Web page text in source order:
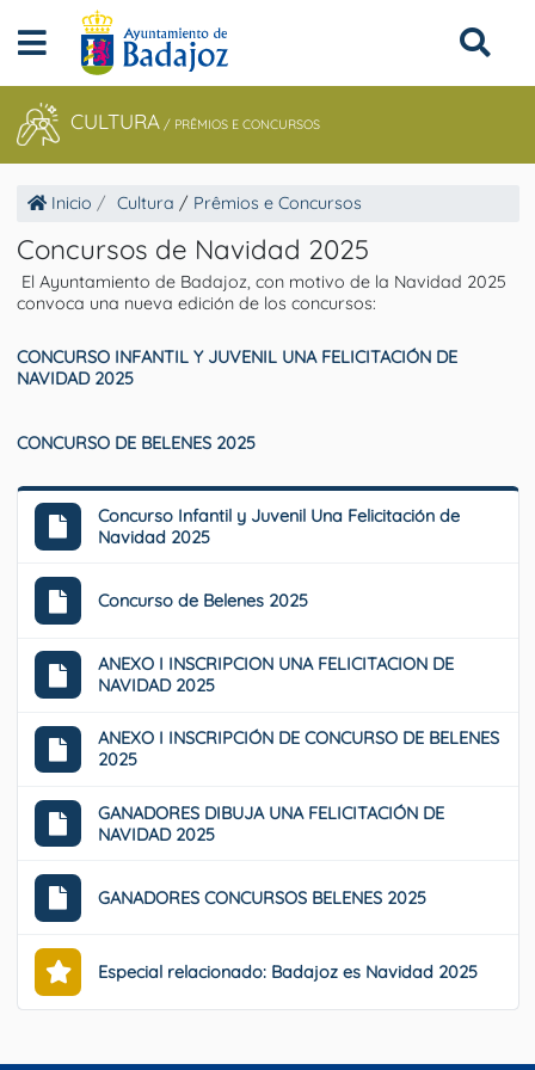
CULTURA / PRÊMIOS E CONCURSOS
Inicio Cultura / Prêmios e Concursos
Concursos de Navidad 2025
El Ayuntamiento de Badajoz, con motivo de la Navidad 2025
convoca una nueva edición de los concursos:
CONCURSO INFANTIL Y JUVENIL UNA FELICITACIÓN DE
NAVIDAD 2025
CONCURSO DE BELENES 2025
Concurso Infantil y Juvenil Una Felicitación de
Navidad 2025
Concurso de Belenes 2025
ANEXO I INSCRIPCION UNA FELICITACION DE
NAVIDAD 2025
ANEXO I INSCRIPCIÓN DE CONCURSO DE BELENES
2025
GANADORES DIBUJA UNA FELICITACIÓN DE
NAVIDAD 2025
GANADORES CONCURSOS BELENES 2025
Especial relacionado: Badajoz es Navidad 2025